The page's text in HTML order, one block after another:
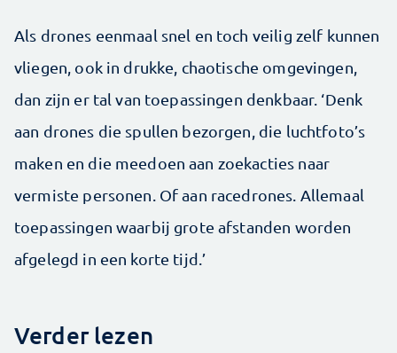
Als drones eenmaal snel en toch veilig zelf kunnen
vliegen, ook in drukke, chaotische omgevingen,
dan zijn er tal van toepassingen denkbaar. ‘Denk
aan drones die spullen bezorgen, die luchtfoto’s
maken en die meedoen aan zoekacties naar
vermiste personen. Of aan racedrones. Allemaal
toepassingen waarbij grote afstanden worden
afgelegd in een korte tijd.’
Verder lezen